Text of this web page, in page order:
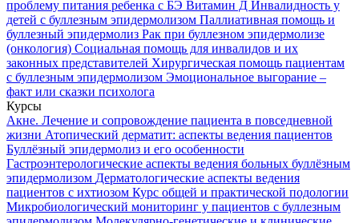
проблему питания ребенка с БЭ Витамин Д Инвалидность у
детей с буллезным эпидермолизом Паллиативная помощь и
буллезный эпидермолиз Рак при буллезном эпидермолизе
(онкология) Социальная помощь для инвалидов и их
законных представителей Хирургическая помощь пациентам
с буллезным эпидермолизом Эмоциональное выгорание –
факт или сказки психолога
Курсы
Акне. Лечение и сопровождение пациента в повседневной
жизни Атопический дерматит: аспекты ведения пациентов
Буллёзный эпидермолиз и его особенности
Гастроэнтерологические аспекты ведения больных буллёзным
эпидермолизом Дерматологические аспекты ведения
пациентов с ихтиозом Курс общей и практической подологии
Микробиологический мониторинг у пациентов с буллезным